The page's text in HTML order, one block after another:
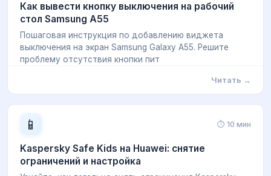
Как вывести кнопку выключения на рабочий
стол Samsung A55
Пошаговая инструкция по добавлению виджета
выключения на экран Samsung Galaxy A55. Решите
проблему отсутствия кнопки пит
Читать →
📱 ⏱ 10 мин
Kaspersky Safe Kids на Huawei: снятие
ограничений и настройка